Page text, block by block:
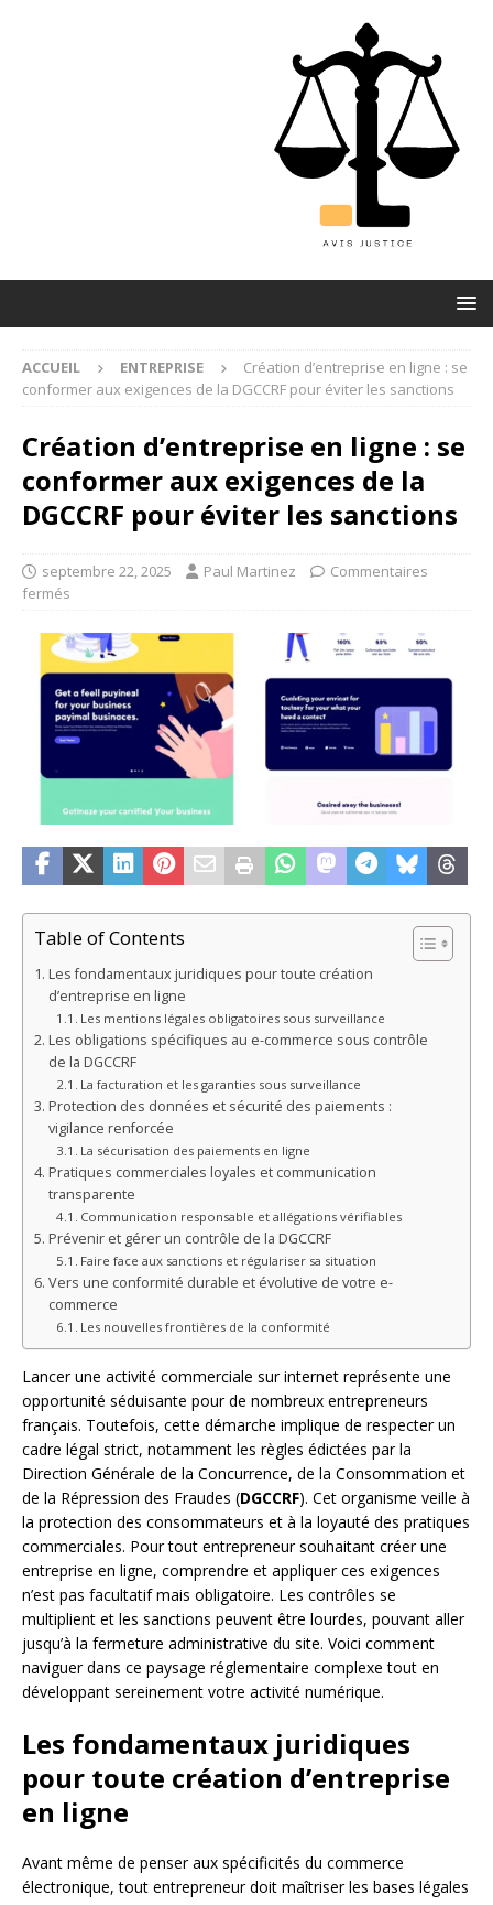
ACCUEIL ENTREPRISE
Création d’entreprise en ligne : se
conformer aux exigences de la DGCCRF pour éviter les sanctions
Création d’entreprise en ligne : se
conformer aux exigences de la
DGCCRF pour éviter les sanctions
septembre 22, 2025 Paul Martinez
Commentaires
fermés
Table of Contents
Les fondamentaux juridiques pour toute création
d’entreprise en ligne
Les mentions légales obligatoires sous surveillance
Les obligations spécifiques au e-commerce sous contrôle
de la DGCCRF
La facturation et les garanties sous surveillance
Protection des données et sécurité des paiements :
vigilance renforcée
La sécurisation des paiements en ligne
Pratiques commerciales loyales et communication
transparente
Communication responsable et allégations vérifiables
Prévenir et gérer un contrôle de la DGCCRF
Faire face aux sanctions et régulariser sa situation
Vers une conformité durable et évolutive de votre e-
commerce
Les nouvelles frontières de la conformité
Lancer une activité commerciale sur internet représente une
opportunité séduisante pour de nombreux entrepreneurs
français. Toutefois, cette démarche implique de respecter un
cadre légal strict, notamment les règles édictées par la
Direction Générale de la Concurrence, de la Consommation et
de la Répression des Fraudes (DGCCRF). Cet organisme veille à
la protection des consommateurs et à la loyauté des pratiques
commerciales. Pour tout entrepreneur souhaitant créer une
entreprise en ligne, comprendre et appliquer ces exigences
n’est pas facultatif mais obligatoire. Les contrôles se
multiplient et les sanctions peuvent être lourdes, pouvant aller
jusqu’à la fermeture administrative du site. Voici comment
naviguer dans ce paysage réglementaire complexe tout en
développant sereinement votre activité numérique.
Les fondamentaux juridiques
pour toute création d’entreprise
en ligne
Avant même de penser aux spécificités du commerce
électronique, tout entrepreneur doit maîtriser les bases légales